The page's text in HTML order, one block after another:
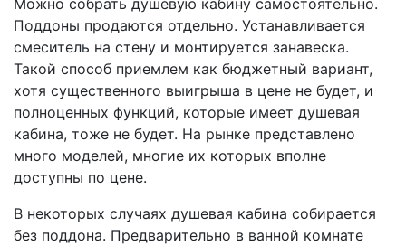
Поддоны продаются отдельно. Устанавливается
смеситель на стену и монтируется занавеска.
Такой способ приемлем как бюджетный вариант,
хотя существенного выигрыша в цене не будет, и
полноценных функций, которые имеет душевая
кабина, тоже не будет. На рынке представлено
много моделей, многие их которых вполне
доступны по цене.
В некоторых случаях душевая кабина собирается
без поддона. Предварительно в ванной комнате